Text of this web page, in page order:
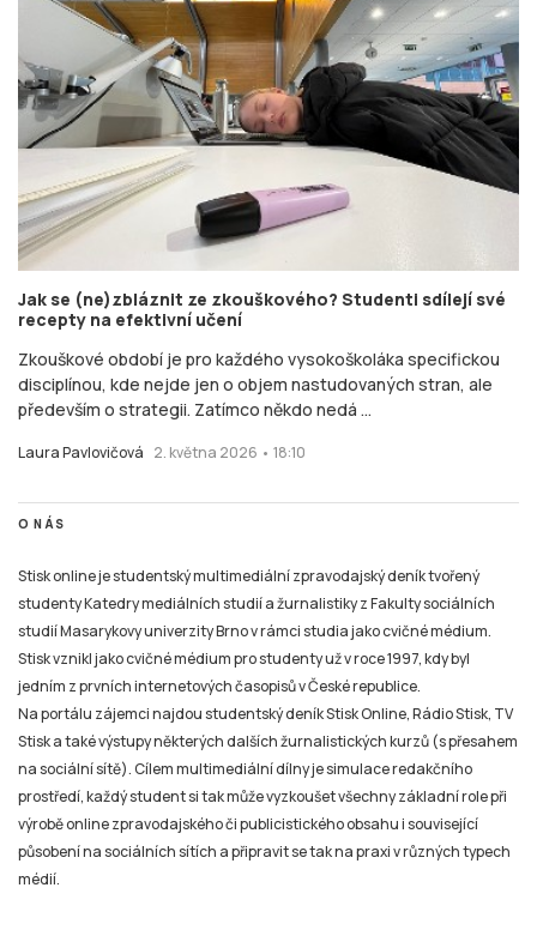
Jak se (ne)zbláznit ze zkouškového? Studenti sdílejí své
recepty na efektivní učení
Zkouškové období je pro každého vysokoškoláka specifickou
disciplínou, kde nejde jen o objem nastudovaných stran, ale
především o strategii. Zatímco někdo nedá ...
Laura Pavlovičová 2. května 2026 • 18:10
O NÁS
Stisk online je studentský multimediální zpravodajský deník tvořený
studenty Katedry mediálních studií a žurnalistiky z Fakulty sociálních
studií Masarykovy univerzity Brno v rámci studia jako cvičné médium.
Stisk vznikl jako cvičné médium pro studenty už v roce 1997, kdy byl
jedním z prvních internetových časopisů v České republice.
Na portálu zájemci najdou studentský deník Stisk Online, Rádio Stisk, TV
Stisk a také výstupy některých dalších žurnalistických kurzů (s přesahem
na sociální sítě). Cílem multimediální dílny je simulace redakčního
prostředí, každý student si tak může vyzkoušet všechny základní role při
výrobě online zpravodajského či publicistického obsahu i související
působení na sociálních sítích a připravit se tak na praxi v různých typech
médií.